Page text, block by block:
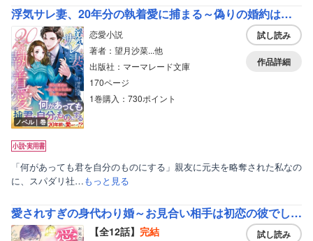
浮気サレ妻、20年分の執着愛に捕まる～偽りの婚約は一途な策士社長の甘い罠でした～
ノベル｜巻
恋愛小説
著者：望月沙菜...他
出版社：マーマレード文庫
170ページ
1巻購入：730ポイント
試し読み
作品詳細
「何があっても君を自分のものにする」親友に元夫を略奪された私なの
に、スパダリ社…もっと見る
愛されすぎの身代わり婚～お見合い相手は初恋の彼でした～【分冊版】
【全12話】 完結 試し読み